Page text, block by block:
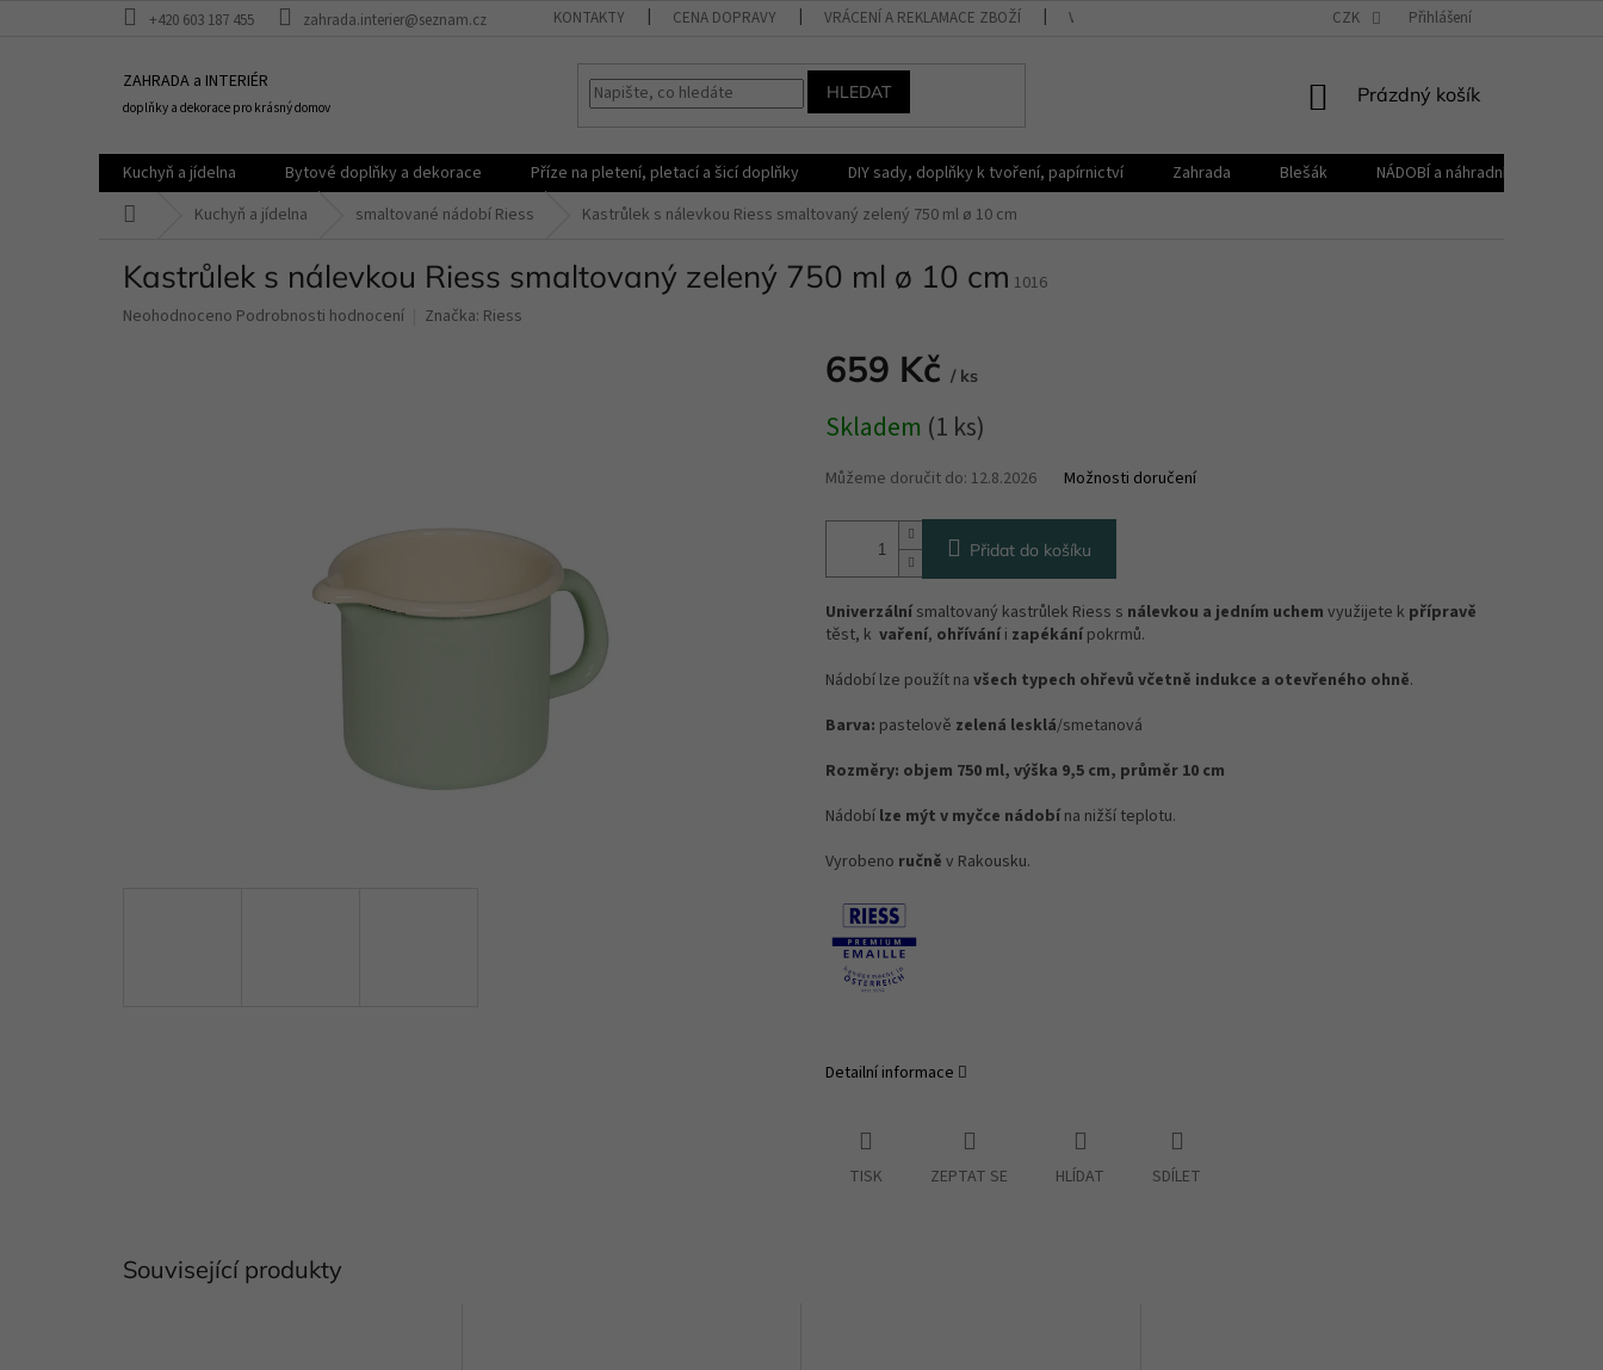
+420 603 187 455 zahrada.interier@seznam.cz KONTAKTY CENA DOPRAVY VRÁCENÍ A REKLAMACE ZBOŽÍ VŠEOBECNÉ OBCHODNÍ PODMÍNKY REKLAMAČNÍ ŘÁD
CZK Přihlášení
ZAHRADA a INTERIÉR
doplňky a dekorace pro krásný domov
HLEDAT
NÁKUPNÍ
Prázdný košík
Kuchyň a jídelna Bytové doplňky a dekorace Příze na pletení, pletací a šicí doplňky DIY sady, doplňky k tvoření, papírnictví Zahrada Blešák
NÁDOBÍ a náhradní díly KELOmat
Kuchyň a jídelna smaltované nádobí Riess Kastrůlek s nálevkou Riess smaltovaný zelený 750 ml ø 10 cm
Kastrůlek s nálevkou Riess smaltovaný zelený 750 ml ø 10 cm 1016
Průměrné
Neohodnoceno Podrobnosti hodnocení Značka: Riess
659 Kč / ks
cena:
Skladem (1 ks)
Můžeme doručit do: 12.8.2026 Možnosti doručení
Přidat do košíku
Univerzálnísmaltovaný kastrůlek Riess s nálevkou a jedním uchem využijete k přípravě
těst, k vaření, ohříváníi zapékánípokrmů.
Nádobí lze použít na všech typech ohřevů včetně indukce a otevřeného ohně.
Barva: pastelově zelená lesklá/smetanová
Rozměry: objem 750 ml, výška 9,5 cm, průměr 10 cm
Nádobí lze mýt v myčce nádobína nižší teplotu.
Vyrobeno ručně v Rakousku.
Detailní informace
TISK ZEPTAT SE HLÍDAT SDÍLET
Související produkty